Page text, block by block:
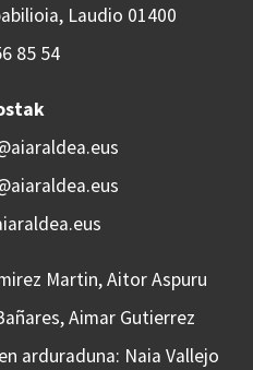
Laudio 01400
85 54
Martin, Aitor Aspuru
Aimar Gutierrez
arduraduna: Naia Vallejo